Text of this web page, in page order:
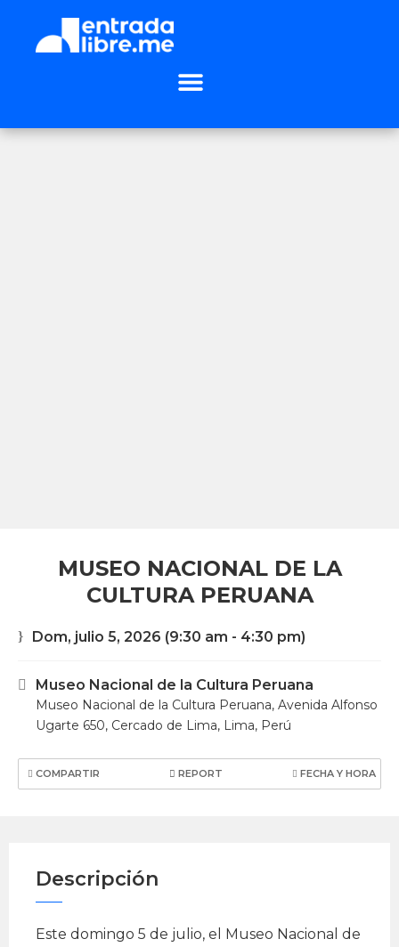
MUSEO NACIONAL DE LA
CULTURA PERUANA
Dom, julio 5, 2026 (9:30 am - 4:30 pm)
Museo Nacional de la Cultura Peruana
Museo Nacional de la Cultura Peruana, Avenida Alfonso
Ugarte 650, Cercado de Lima, Lima, Perú
COMPARTIR REPORT FECHA Y HORA
Descripción
Este domingo 5 de julio, el Museo Nacional de